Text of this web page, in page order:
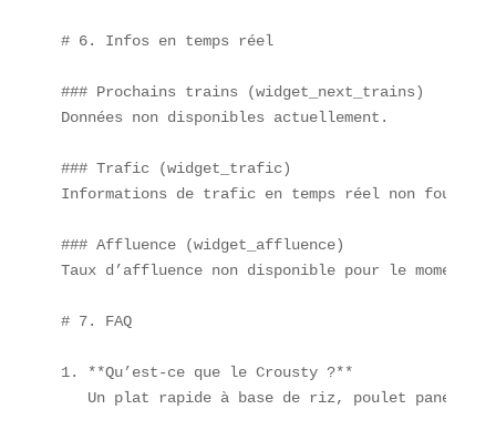
# 6. Infos en temps réel
### Prochains trains (widget_next_trains)
Données non disponibles actuellement.
### Trafic (widget_trafic)
Informations de trafic en temps réel non
### Affluence (widget_affluence)
Taux d’affluence non disponible pour le moment.
# 7. FAQ
1. **Qu’est-ce que le Crousty ?**
Un plat rapide à base de riz, poulet pané